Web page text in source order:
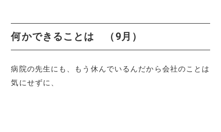
何かできることは （9月）
病院の先生にも、もう休んでいるんだから会社のことは
気にせずに、